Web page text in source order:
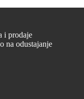
i prodaje
na odustajanje